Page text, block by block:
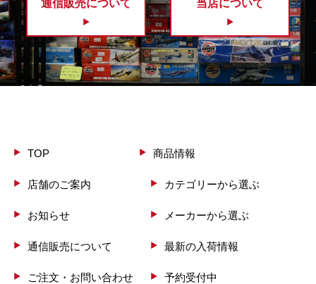
通信販売について 当店について
TOP
店舗のご案内
お知らせ
通信販売について
ご注文・お問い合わせ
商品情報
カテゴリーから選ぶ
メーカーから選ぶ
最新の入荷情報
予約受付中